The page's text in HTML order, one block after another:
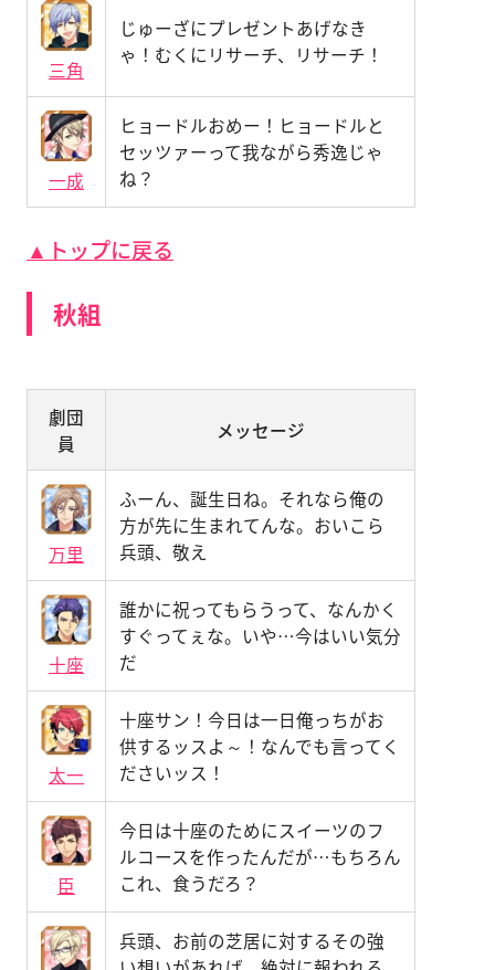
三角
じゅーざにプレゼントあげなき
ゃ！むくにリサーチ、リサーチ！
一成
ヒョードルおめー！ヒョードルと
セッツァーって我ながら秀逸じゃ
ね？
▲トップに戻る
秋組
劇団
員
メッセージ
万里
ふーん、誕生日ね。それなら俺の
方が先に生まれてんな。おいこら
兵頭、敬え
十座
誰かに祝ってもらうって、なんかく
すぐってぇな。いや…今はいい気分
だ
太一
十座サン！今日は一日俺っちがお
供するッスよ～！なんでも言ってく
ださいッス！
臣
今日は十座のためにスイーツのフ
ルコースを作ったんだが…もちろん
これ、食うだろ？
兵頭、お前の芝居に対するその強